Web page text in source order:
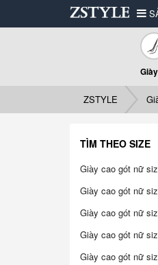
ZSTYLE
TÌM THEO SIZE
Giày cao gót nữ
Giày cao gót nữ
Giày cao gót nữ
Giày cao gót nữ
Giày cao gót nữ